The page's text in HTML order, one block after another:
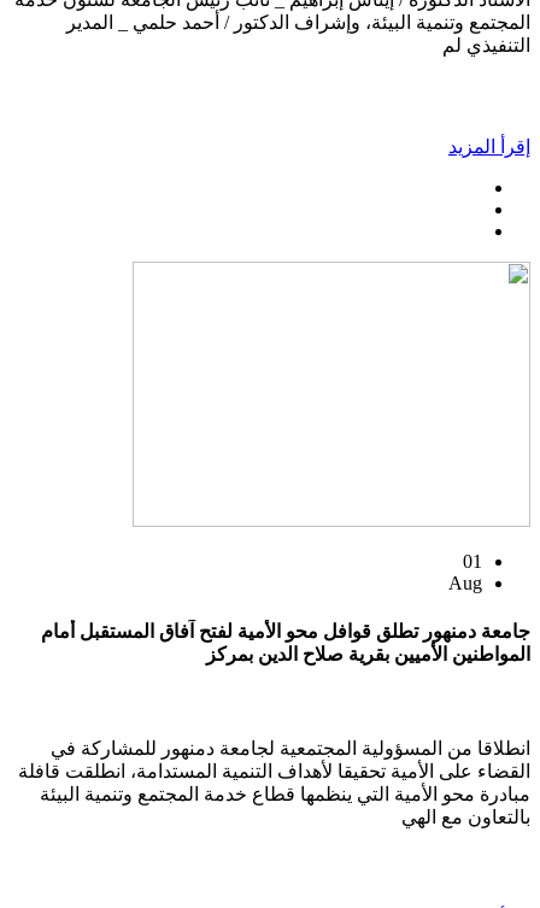
المجتمع وتنمية البيئة، وإشراف الدكتور / أحمد حلمي _ المدير
التنفيذي لم
إقرأ المزيد
01
Aug
جامعة دمنهور تطلق قوافل محو الأمية لفتح آفاق المستقبل أمام
المواطنين الأميين بقرية صلاح الدين بمركز
انطلاقا من المسؤولية المجتمعية لجامعة دمنهور للمشاركة في
القضاء على الأمية تحقيقا لأهداف التنمية المستدامة، انطلقت قافلة
مبادرة محو الأمية التي ينظمها قطاع خدمة المجتمع وتنمية البيئة
بالتعاون مع الهي